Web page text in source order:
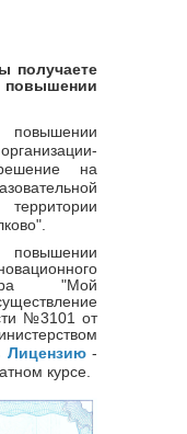
получаете
на
"Мой
№3101 от
Лицензию -
курсе.